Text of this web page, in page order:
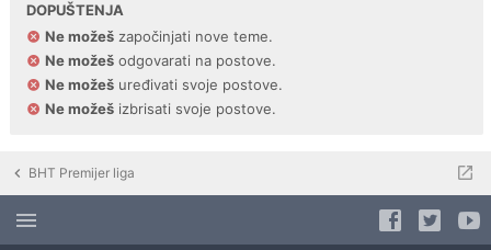
DOPUŠTENJA
Ne možeš započinjati nove teme.
Ne možeš odgovarati na postove.
Ne možeš uređivati svoje postove.
Ne možeš izbrisati svoje postove.
BHT Premijer liga